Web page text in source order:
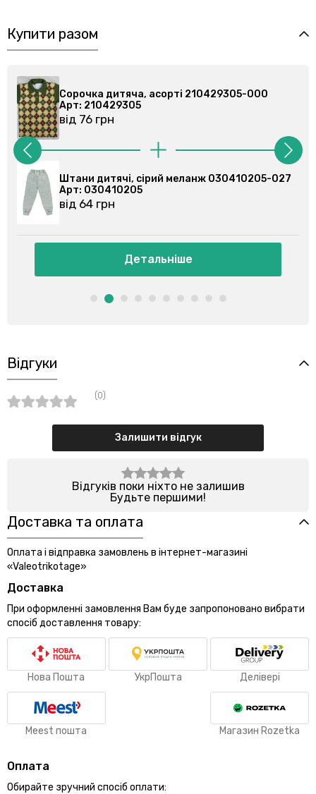
Купити разом
Сорочка дитяча, асорті 210429305-000
Арт: 210429305
від 76 грн
Штани дитячі, сірий меланж 030410205-027
Арт: 030410205
від 64 грн
Детальніше
Відгуки
(0)
Залишити відгук
Відгуків поки ніхто не залишив
Будьте першими!
Доставка та оплата
Оплата і відправка замовлень в інтернет-магазині
«Valeotrikotage»
Доставка
При оформленні замовлення Вам буде запропоновано вибрати
спосіб доставлення товару:
Нова Пошта УкрПошта Делівері
Meest пошта Магазин Rozetka
Оплата
Обирайте зручний спосіб оплати: